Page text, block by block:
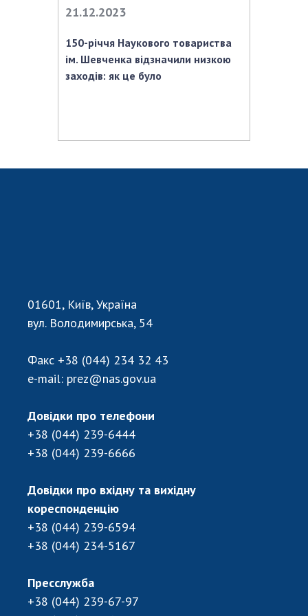
НАУКОВІ ВИДАННЯ
КОНТАКТИ
21.12.2023
150-річчя Наукового товариства
ім. Шевченка відзначили низкою
заходів: як це було
01601, Київ, Україна
вул. Володимирська, 54
Факс +38 (044) 234 32 43
e-mail: prez@nas.gov.ua
Довідки про телефони
+38 (044) 239-6444
+38 (044) 239-6666
Довідки про вхідну та вихідну
кореспонденцію
+38 (044) 239-6594
+38 (044) 234-5167
Пресслужба
+38 (044) 239-67-97